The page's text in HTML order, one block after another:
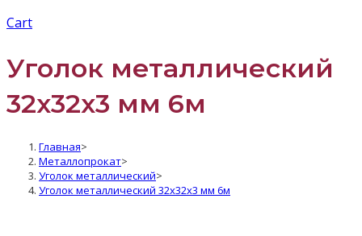
Cart
Уголок металлический
32x32x3 мм 6м
Главная>
Металлопрокат>
Уголок металлический>
Уголок металлический 32x32x3 мм 6м